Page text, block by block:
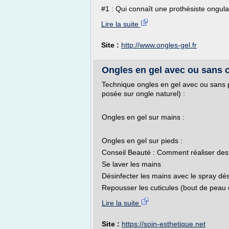
#1 : Qui connaît une prothésiste
Lire la suite
Site : http://www.ongles-gel.fr
Ongles en gel avec ou sans
Technique ongles en gel avec ou
posée sur ongle naturel) :
Ongles en gel sur mains :
Ongles en gel sur pieds :
Conseil Beauté : Comment réaliser
Se laver les mains
Désinfecter les mains avec le spray
Repousser les cuticules (bout de
Lire la suite
Site : https://soin-esthetique.net